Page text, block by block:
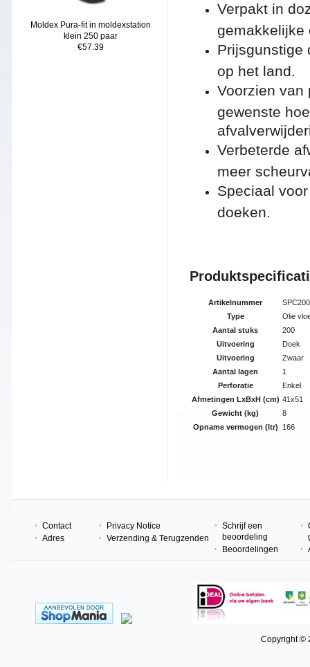
Moldex Pura-fit in moldexstation
klein 250 paar
€57.39
Verpakt in
gemakkelijke
Prijsgunstige
op het land.
Voorzien van
gewenste
Verbeterde
meer
Speciaal
doeken.
Produktspe
Artikelnummer
Type
Olie
Aantal stuks
200
Uitvoering
Doek
Uitvoering
Zwaar
Aantal lagen
1
Perforatie
Enkel
Afmetingen LxBxH (cm) 41x51
Gewicht (kg)
8
Opname vermogen (ltr)
166
Contact
Adres
Privacy Notice
Verzending & Terugzenden
Schrijf een
beoordeling
Beoordelingen
Copyright ©